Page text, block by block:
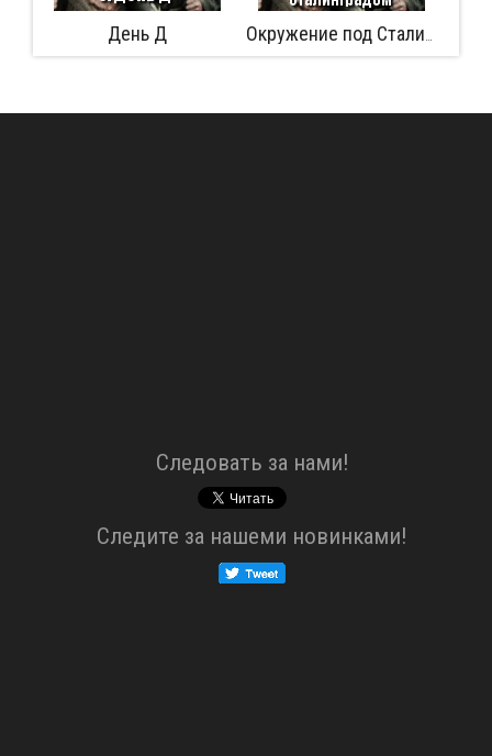
Окружение под Сталинградом Аферист
Cледовать за нами!
Cледите за нашеми новинками!